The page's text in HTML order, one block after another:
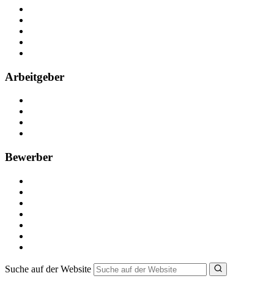
Arbeitgeber
Bewerber
Suche auf der Website